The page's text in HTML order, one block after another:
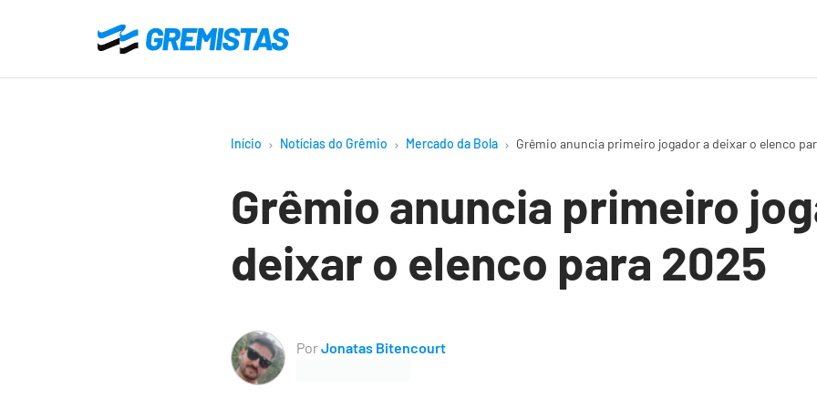
o
Gremistas
Início Notícias do Grêmio Mercado da Bola Grêmio anuncia primeiro jogador a deixar o elenco
Grêmio anuncia primeiro
deixar o elenco para 2025
PorJonatas Bitencourt